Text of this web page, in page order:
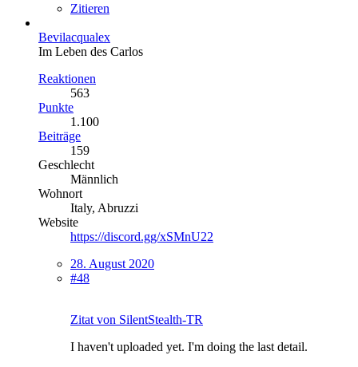
Zitieren
Bevilacqualex
Im Leben des Carlos
Reaktionen
563
Punkte
1.100
Beiträge
159
Geschlecht
Männlich
Wohnort
Italy, Abruzzi
Website
https://discord.gg/xSMnU22
28. August 2020
#48
Zitat von SilentStealth-TR
I haven't uploaded yet. I'm doing the last detail.